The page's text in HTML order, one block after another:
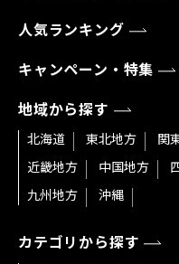
人気ランキング
キャンペーン・特集
地域から探す
北海道 東北地方 関
近畿地方
中国地方
九州地方
沖縄
カテゴリから探す